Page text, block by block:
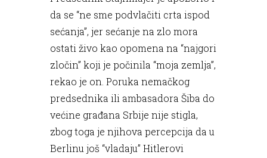
da se “ne sme podvlačiti crta ispod
sećanja”, jer sećanje na zlo mora
ostati živo kao opomena na “najgori
zločin” koji je počinila “moja zemlja”,
rekao je on. Poruka nemačkog
predsednika ili ambasadora Šiba do
većine građana Srbije nije stigla,
zbog toga je njihova percepcija da u
Berlinu još “vladaju” Hitlerovi